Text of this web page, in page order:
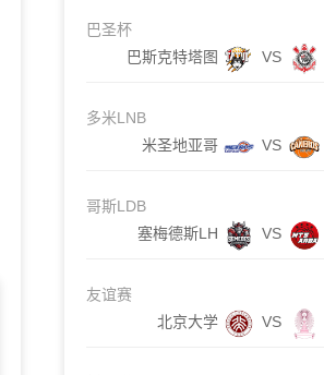
巴圣杯
巴斯克特塔图
VS
多米LNB
米圣地亚哥
VS
哥斯LDB
塞梅德斯LH
VS
友谊赛
北京大学
VS